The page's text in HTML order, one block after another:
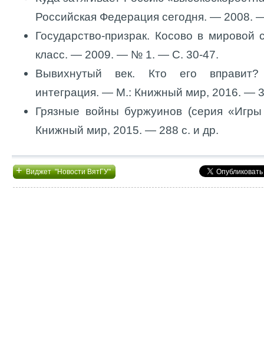
Российская Федерация сегодня. —
Государство-призрак. Косово в мировой
класс. — 2009. — № 1. — С. 30-47.
Вывихнутый век. Кто его
интеграция. — М.: Книжный мир, 2016. —
Грязные войны буржуинов (серия
Книжный мир, 2015. — 288 с. и др.
+Виджет "Новости ВятГУ"